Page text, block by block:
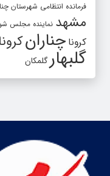
فرمانده انتظامی شهرستان
مشهد نماینده مجلس
کرونا چناران
گلبهارگلمکان